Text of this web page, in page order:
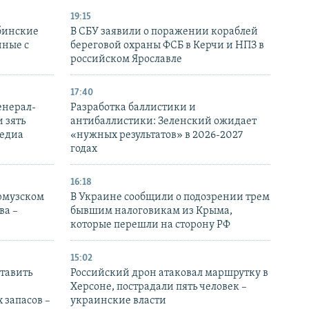
с
19:15
В СБУ заявили о поражении кораблей
береговой охраны ФСБ в Керчи и НПЗ в
российском Ярославле
17:40
Разработка баллистики и
антибаллистики: Зеленский ожидает
«нужных результатов» в 2026-2027
годах
–
16:18
В Украине сообщили о подозрении трем
бывшим налоговикам из Крыма,
которые перешли на сторону РФ
–
15:02
Российский дрон атаковал маршрутку в
Херсоне, пострадали пять человек –
украинские власти